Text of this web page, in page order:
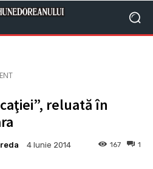
reluată în
4 Iunie 2014 1
167